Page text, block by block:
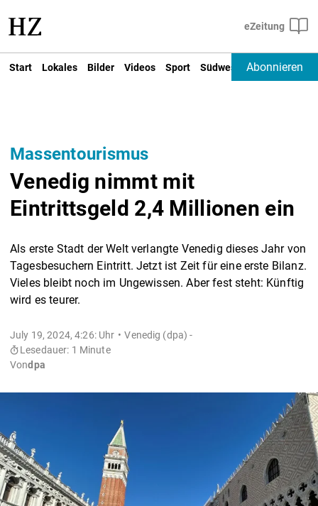
Start Lokales Bilder Videos Sport Südwest Deutschland
Abonnieren
Massentourismus
Venedig nimmt mit
Eintrittsgeld 2,4 Millionen ein
Als erste Stadt der Welt verlangte Venedig dieses Jahr von
Tagesbesuchern Eintritt. Jetzt ist Zeit für eine erste Bilanz.
Vieles bleibt noch im Ungewissen. Aber fest steht: Künftig
wird es teurer.
July 19, 2024, 4:26: Uhr
Venedig (dpa) -
Lesedauer: 1 Minute
Vondpa